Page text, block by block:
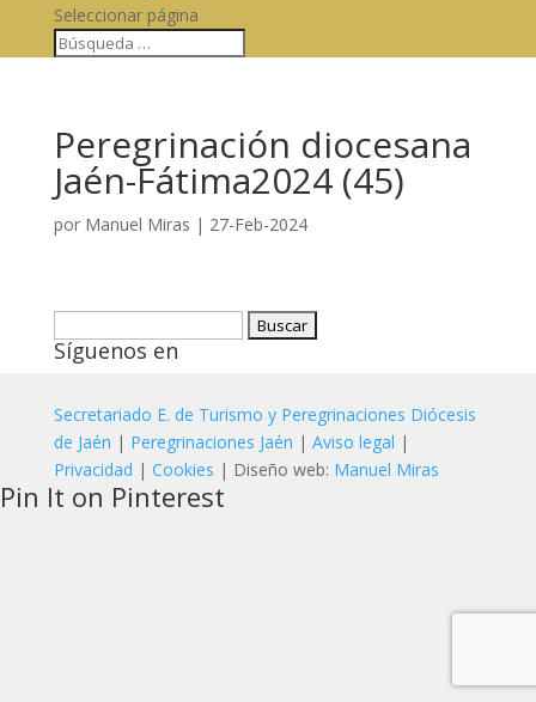
Seleccionar página
Peregrinación diocesana
Jaén-Fátima2024 (45)
por Manuel Miras | 27-Feb-2024
Síguenos en
Secretariado E. de Turismo y Peregrinaciones Diócesis
de Jaén | Peregrinaciones Jaén | Aviso legal |
Privacidad | Cookies | Diseño web: Manuel Miras
Pin It on Pinterest